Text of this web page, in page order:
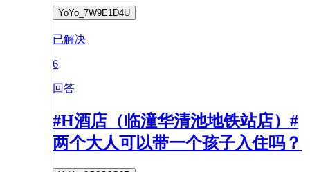
YoYo_7W9E1D4U
已解决
6
回答
#H酒店（临潼华清池地铁站店）#
两个大人可以带一个孩子入住吗？